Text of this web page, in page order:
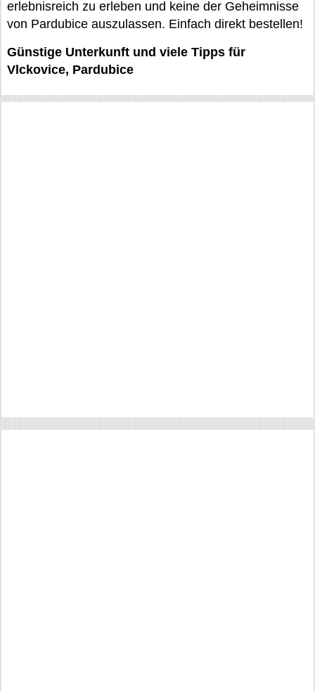
erlebnisreich zu erleben und keine der Geheimnisse
von Pardubice auszulassen. Einfach direkt bestellen!
Günstige Unterkunft und viele Tipps für
Vlckovice, Pardubice